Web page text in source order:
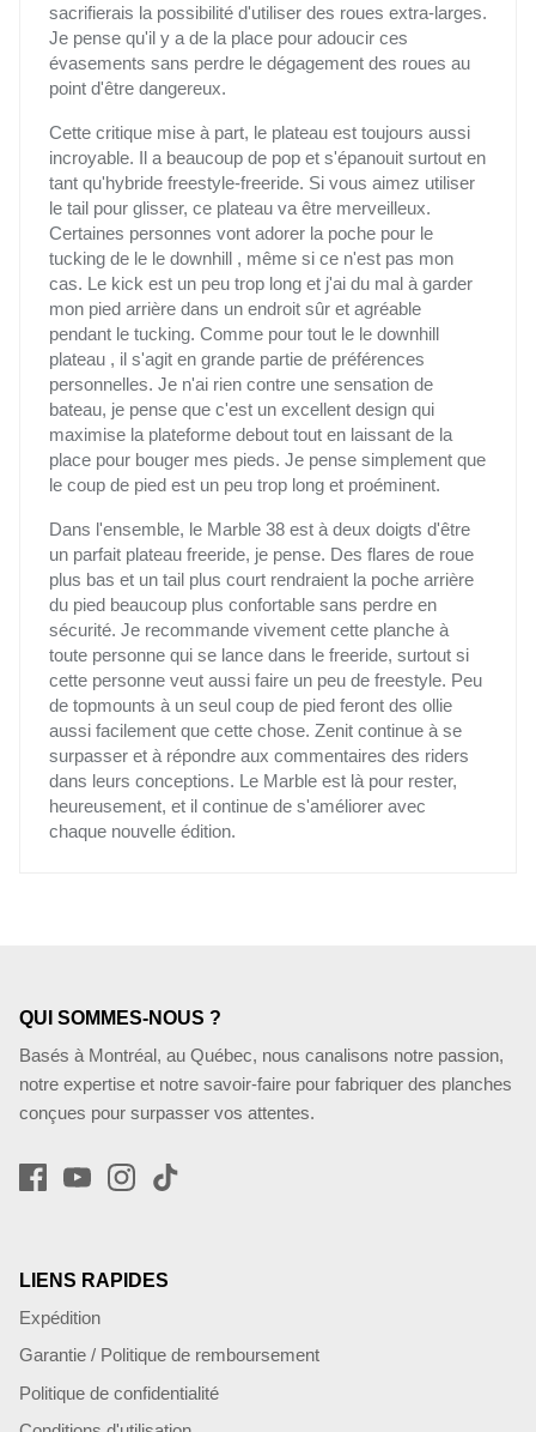
sacrifierais la possibilité d'utiliser des roues extra-larges.
Je pense qu'il y a de la place pour adoucir ces
évasements sans perdre le dégagement des roues au
point d'être dangereux.
Cette critique mise à part, le plateau est toujours aussi
incroyable. Il a beaucoup de pop et s'épanouit surtout en
tant qu'hybride freestyle-freeride. Si vous aimez utiliser
le tail pour glisser, ce plateau va être merveilleux.
Certaines personnes vont adorer la poche pour le
tucking de le le downhill , même si ce n'est pas mon
cas. Le kick est un peu trop long et j'ai du mal à garder
mon pied arrière dans un endroit sûr et agréable
pendant le tucking. Comme pour tout le le downhill
plateau , il s'agit en grande partie de préférences
personnelles. Je n'ai rien contre une sensation de
bateau, je pense que c'est un excellent design qui
maximise la plateforme debout tout en laissant de la
place pour bouger mes pieds. Je pense simplement que
le coup de pied est un peu trop long et proéminent.
Dans l'ensemble, le Marble 38 est à deux doigts d'être
un parfait plateau freeride, je pense. Des flares de roue
plus bas et un tail plus court rendraient la poche arrière
du pied beaucoup plus confortable sans perdre en
sécurité. Je recommande vivement cette planche à
toute personne qui se lance dans le freeride, surtout si
cette personne veut aussi faire un peu de freestyle. Peu
de topmounts à un seul coup de pied feront des ollie
aussi facilement que cette chose. Zenit continue à se
surpasser et à répondre aux commentaires des riders
dans leurs conceptions. Le Marble est là pour rester,
heureusement, et il continue de s'améliorer avec
chaque nouvelle édition.
QUI SOMMES-NOUS ?
Basés à Montréal, au Québec, nous canalisons notre passion,
notre expertise et notre savoir-faire pour fabriquer des planches
conçues pour surpasser vos attentes.
LIENS RAPIDES
Expédition
Garantie / Politique de remboursement
Politique de confidentialité